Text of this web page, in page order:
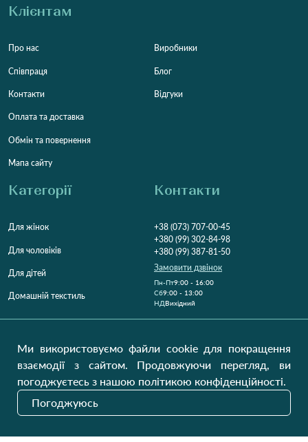
Клієнтам
Про нас
Співпраця
Контакти
Оплата та доставка
Обмін та повернення
Мапа сайту
Виробники
Блог
Відгуки
Категорії
Для жінок
Для чоловіків
Для дітей
Домашній текстиль
Контакти
+38 (073) 707-00-45
+380 (99) 302-84-98
+380 (99) 387-81-50
Замовити дзвінок
Пн-Пт9:00 - 16:00
Cб9:00 - 13:00
НДВихідний
Наші оновлення
Ми використовуємо файли cookie для покращення
взаємодії з сайтом. Продовжуючи перегляд, ви
погоджуєтесь з нашою політикою конфіденційності.
Погоджуюсь